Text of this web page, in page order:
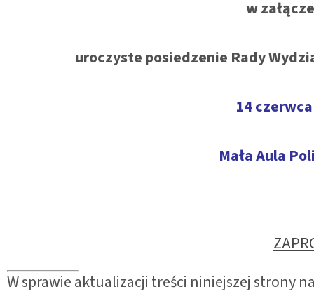
w
uroczyste posiedzenie Rady
14
Mała Aula
W sprawie aktualizacji treści niniejszej strony